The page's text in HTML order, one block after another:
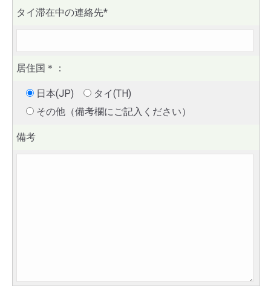
タイ滞在中の連絡先*
居住国 ＊ ：
日本(JP)
タイ(TH)
その他（備考欄にご記入ください）
備考